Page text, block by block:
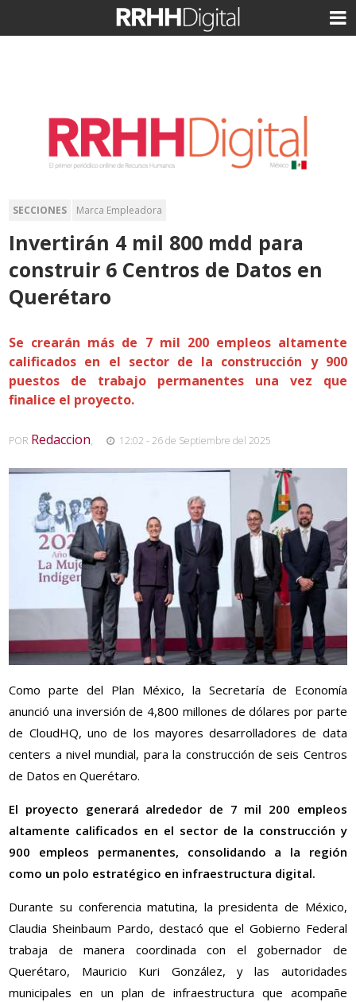
SECCIONES Marca Empleadora
Invertirán 4 mil 800 mdd para
construir 6 Centros de Datos en
Querétaro
Se crearán más de 7 mil 200 empleos altamente
calificados en el sector de la construcción y 900
puestos de trabajo permanentes una vez que
finalice el proyecto.
POR Redaccion, 12:02 - 26 de Septiembre del 2025
Como parte del Plan México, la Secretaría de Economía
anunció una inversión de 4,800 millones de dólares por parte
de CloudHQ, uno de los mayores desarrolladores de data
centers a nivel mundial, para la construcción de seis Centros
de Datos en Querétaro.
El proyecto generará alrededor de 7 mil 200 empleos
altamente calificados en el sector de la construcción y
900 empleos permanentes, consolidando a la región
como un polo estratégico en infraestructura digital.
Durante su conferencia matutina, la presidenta de México,
Claudia Sheinbaum Pardo, destacó que el Gobierno Federal
trabaja de manera coordinada con el gobernador de
Querétaro, Mauricio Kuri González, y las autoridades
municipales en un plan de infraestructura que acompañe